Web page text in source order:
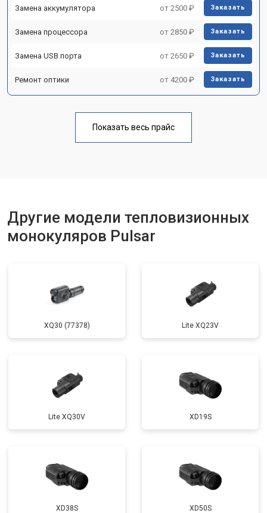
Замена аккумулятора от 2500 ₽ Заказать
Замена процессора от 2850 ₽ Заказать
Замена USB порта от 2650 ₽ Заказать
Ремонт оптики от 4200 ₽ Заказать
Показать весь прайс
Другие модели тепловизионных
монокуляров Pulsar
XQ30 (77378) Lite XQ23V
Lite XQ30V XD19S
XD38S XD50S